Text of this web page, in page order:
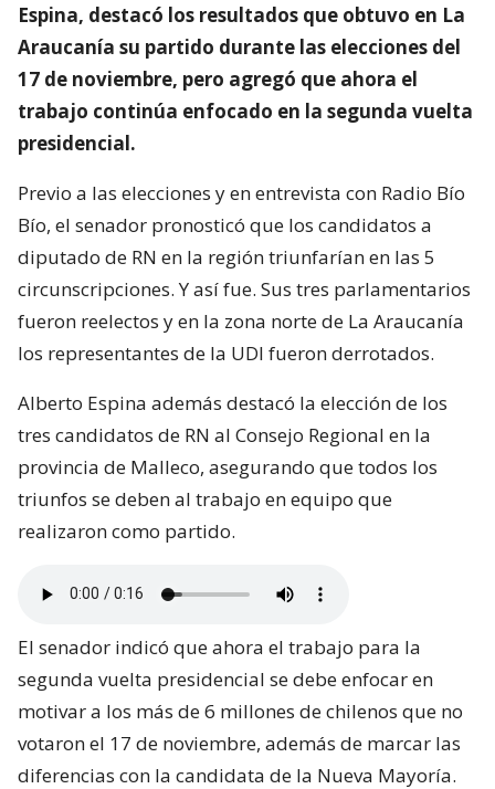
Espina, destacó los resultados que obtuvo en La
Araucanía su partido durante las elecciones del
17 de noviembre, pero agregó que ahora el
trabajo continúa enfocado en la segunda vuelta
presidencial.
Previo a las elecciones y en entrevista con Radio Bío
Bío, el senador pronosticó que los candidatos a
diputado de RN en la región triunfarían en las 5
circunscripciones. Y así fue. Sus tres parlamentarios
fueron reelectos y en la zona norte de La Araucanía
los representantes de la UDI fueron derrotados.
Alberto Espina además destacó la elección de los
tres candidatos de RN al Consejo Regional en la
provincia de Malleco, asegurando que todos los
triunfos se deben al trabajo en equipo que
realizaron como partido.
El senador indicó que ahora el trabajo para la
segunda vuelta presidencial se debe enfocar en
motivar a los más de 6 millones de chilenos que no
votaron el 17 de noviembre, además de marcar las
diferencias con la candidata de la Nueva Mayoría.